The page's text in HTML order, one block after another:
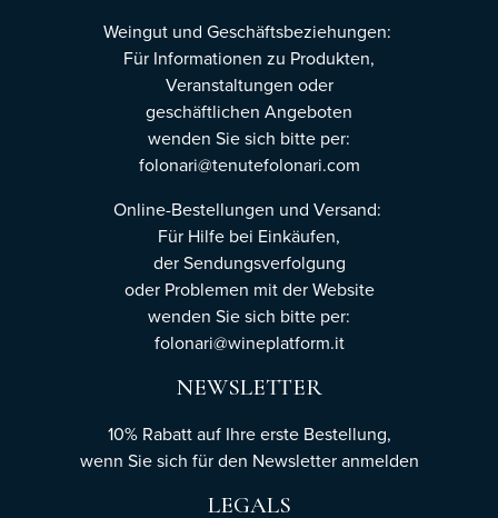
Weingut und Geschäftsbeziehungen:
Für Informationen zu Produkten,
Veranstaltungen oder
geschäftlichen Angeboten
wenden Sie sich bitte per:
folonari@tenutefolonari.com
Online-Bestellungen und Versand:
Für Hilfe bei Einkäufen,
der Sendungsverfolgung
oder Problemen mit der Website
wenden Sie sich bitte per:
folonari@wineplatform.it
NEWSLETTER
10% Rabatt auf Ihre erste Bestellung,
wenn Sie sich für den Newsletteranmelden
LEGALS